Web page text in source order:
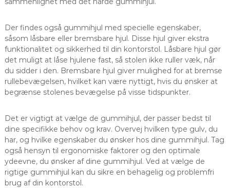
Der findes også gummihjul med specielle egenskaber,
såsom låsbare eller bremsbare hjul. Disse hjul giver ekstra
funktionalitet og sikkerhed til din kontorstol. Låsbare hjul gør
det muligt at låse hjulene fast, så stolen ikke ruller væk, når
du sidder i den. Bremsbare hjul giver mulighed for at bremse
rullebevægelsen, hvilket kan være nyttigt, hvis du ønsker at
begrænse stolenes bevægelse på visse tidspunkter.
Det er vigtigt at vælge de gummihjul, der passer bedst til
dine specifikke behov og krav. Overvej hvilken type gulv, du
har, og hvilke egenskaber du ønsker hos dine gummihjul. Tag
også hensyn til ergonomiske faktorer og den optimale
ydeevne, du ønsker af dine gummihjul. Ved at vælge de
rigtige gummihjul kan du sikre en behagelig og problemfri
brug af din kontorstol.